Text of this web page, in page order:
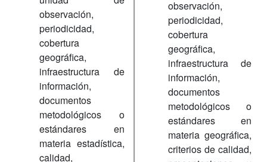
observación,
periodicidad,
cobertura
geográfica,
infraestructura de
información,
documentos
metodológicos o
estándares en
materia estadística,
calidad,
observación,
periodicidad,
cobertura
geográfica,
infraestructura de
información,
documentos
metodológicos o
estándares en
materia geográfica,
criterios de calidad,